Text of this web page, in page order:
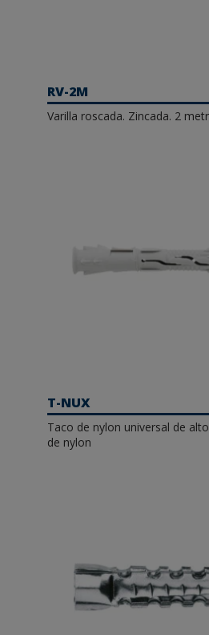
RV-2M
Varilla roscada. Zincada. 2
T-NUX
Taco de nylon universal de
de nylon